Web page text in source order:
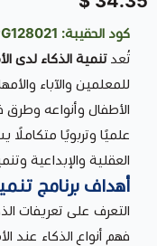
كود الحقيبة: EDUPG128021
تُعدتنمية الذكاء لدى
للمعلمين والآباء
الأطفال وأنواعه وطرق
علميًا وتربويًا
العقلية والإبداعية
أهداف برنامج
التعرف على تعريفات
فهم أنواع الذكاء عند